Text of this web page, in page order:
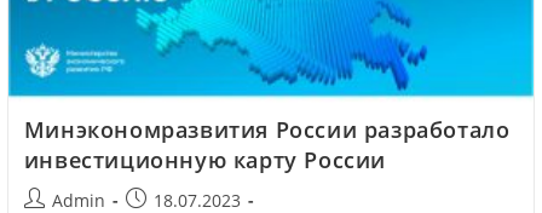
Минэкономразвития России разработало
инвестиционную карту России
Admin
18.07.2023